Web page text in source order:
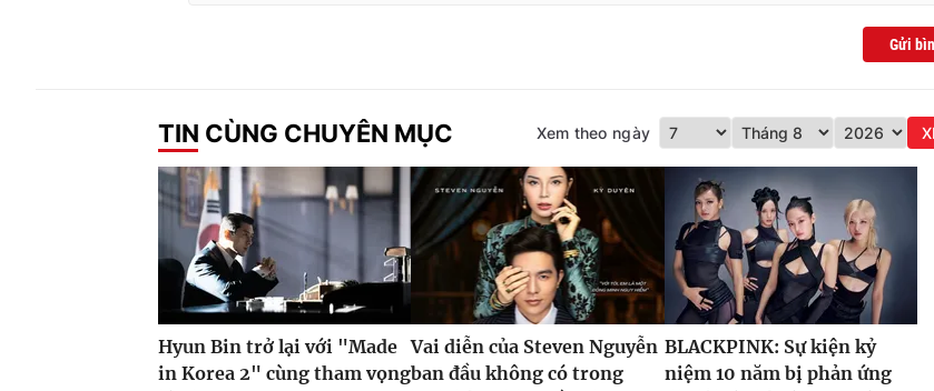
Gửi
TIN CÙNG CHUYÊN MỤC Xem theo ngày
Hyun Bin trở lại với "Made
in Korea 2" cùng tham vọng
Vai diễn của Steven Nguyễn
ban đầu không có trong
BLACKPINK: Sự kiện kỷ
niệm 10 năm bị phản ứng